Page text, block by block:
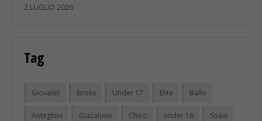
2 LUGLIO 2026
Tag
Giovanili Brolis Under 17 Elite Ballo
Anteghini Giacalone Chico under 16 Soavi